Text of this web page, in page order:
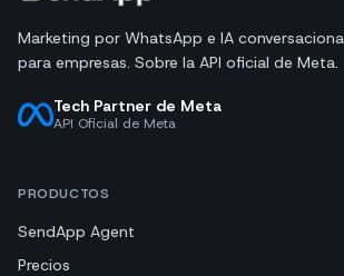
Marketing por WhatsApp e IA
para empresas. Sobre la API oficial de Meta.
Tech Partner de Meta
API Oficial de Meta
PRODUCTOS
SendApp Agent
Precios